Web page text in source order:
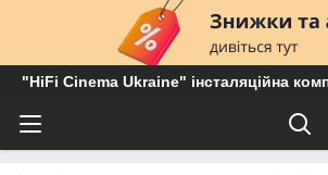
"HiFi Cinema Ukraine" інсталяційна